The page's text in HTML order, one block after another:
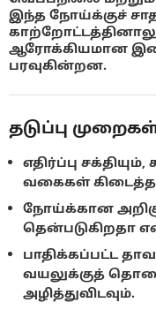
இந்த நோய்க்குச்
ஆரோக்கியமான
பரவுகின்றன.
தடுப்பு
எதிர்ப்பு
வகைகள்
நோய்க்கான
தென்படுகிறதா
பாதிக்கப்பட்ட
வயலுக்குத்
அழித்துவிடவும்.